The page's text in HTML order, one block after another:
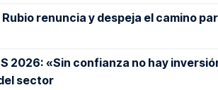
Rubio renuncia y despeja el camino
2026: «Sin confianza no hay
sector